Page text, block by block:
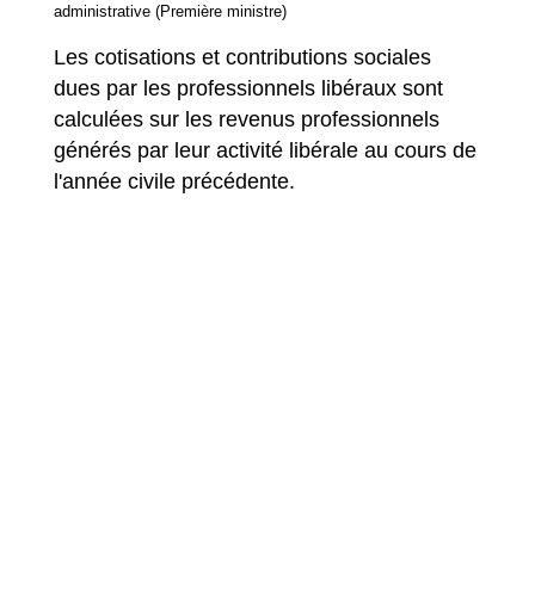
administrative (Première ministre)
Les cotisations et contributions sociales
dues par les professionnels libéraux sont
calculées sur les revenus professionnels
générés par leur activité libérale au cours de
l'année civile précédente.